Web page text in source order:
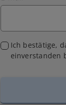
Ich bestätige,
einverstanden